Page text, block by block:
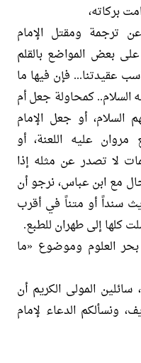
برکاته،
ترجمة ومقتل الإمام
بعض المواضع بالقلم
عقیدتنا... فإن فیها ما
السلام.. کمحاولة جعل أم
أو جعل الإمام
علیه اللعنة، أو
لا تصدر عن مثله إذا
مع ابن عباس، نرجو أن
سنداً أو متناً في أقرب
کلها إلی طهران للطبع.
العلوم وموضوع «ما
سائلین المولی الکریم أن
ونسألکم الدعاء لإمام